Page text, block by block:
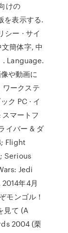
けの
を表示する.
シー · サイ
簡体字, 中
. Language.
や動画に
ークステ
ク PC · イ
スマートフ
イバー & ダ
Flight
Serious
Jedi
年4月
モンゴル！
見て (A
2004 (栗